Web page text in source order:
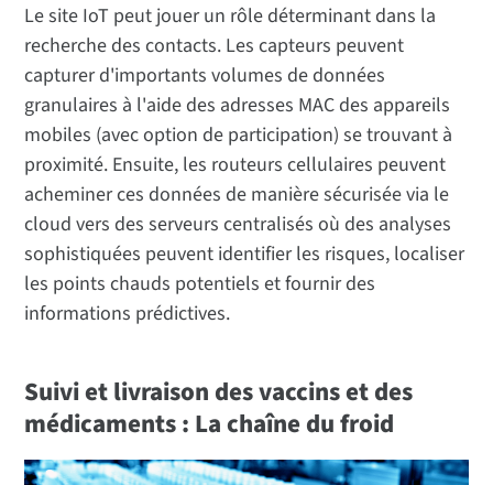
Le site IoT peut jouer un rôle déterminant dans la
recherche des contacts. Les capteurs peuvent
capturer d'importants volumes de données
granulaires à l'aide des adresses MAC des appareils
mobiles (avec option de participation) se trouvant à
proximité. Ensuite, les routeurs cellulaires peuvent
acheminer ces données de manière sécurisée via le
cloud vers des serveurs centralisés où des analyses
sophistiquées peuvent identifier les risques, localiser
les points chauds potentiels et fournir des
informations prédictives.
Suivi et livraison des vaccins et des
médicaments : La chaîne du froid